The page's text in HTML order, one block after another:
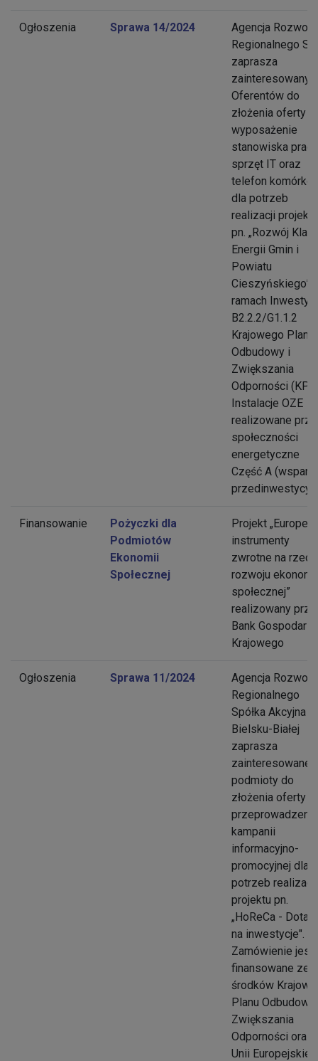
Ogłoszenia Sprawa 14/2024
Agencja Rozwoju
Regionalnego
zaprasza
Oferentów do
złożenia oferty
wyposażenie
stanowiska
sprzęt IT oraz
telefon
dla potrzeb
realizacji projektu
pn. „Rozwój
Energii Gmin i
Powiatu
Cieszyńskiego”
ramach
B2.2.2/G1.1.2
Krajowego Planu
Odbudowy i
Zwiększania
Odporności
Instalacje OZE
realizowane
społeczności
energetyczne
Część A
Finansowanie
Pożyczki dla
Podmiotów
Ekonomii
Społecznej
Projekt
instrumenty
zwrotne na rzecz
rozwoju ekonomii
społecznej”
realizowany
Bank
Krajowego
Ogłoszenia Sprawa 11/2024
Agencja Rozwoju
Regionalnego
Spółka Akcyjna w
Bielsku-Białej
zaprasza
zainteresowane
podmioty do
złożenia oferty
przeprowadzenie
kampanii
informacyjno-
promocyjnej dla
potrzeb realizacji
projektu pn.
„HoReCa -
na inwestycje".
Zamówienie jest
finansowane ze
środków
Planu Odbudowy
Zwiększania
Odporności oraz
Unii Europejskiej.